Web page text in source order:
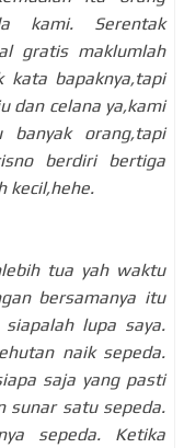
kami. Serentak
gratis maklumlah
kata bapaknya,tapi
dan celana ya,kami
orang,tapi
berdiri bertiga
kecil,hehe.
tua yah waktu
bersamanya itu
lupa saya.
naik sepeda.
saja yang pasti
sunar satu sepeda.
sepeda. Ketika